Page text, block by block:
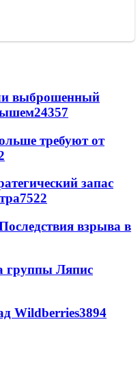
выброшенный
24357
требуют от
запас
7522
взрыва в
группы Ляпис
Wildberries3894